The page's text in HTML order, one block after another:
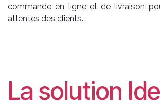
commande en ligne et de livraison
attentes des clients.
La solution